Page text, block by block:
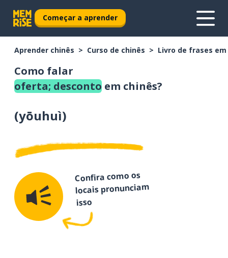
Começar a aprender
Aprender chinês Curso de chinês Livro de frases
Como falar
oferta; desconto em chinês?
(yōuhuì)
Confira como os
locais pronunciam
isso